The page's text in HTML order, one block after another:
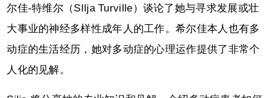
尔佳-特维尔（SIlja Turville）谈论了她与寻求发展或壮
大事业的神经多样性成年人的工作。希尔佳本人也有多
动症的生活经历，她对多动症的心理运作提供了非常个
人化的见解。